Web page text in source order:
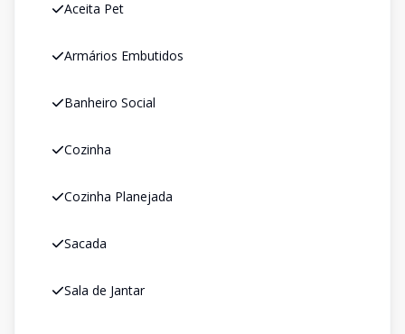
Aceita Pet
Armários Embutidos
Banheiro Social
Cozinha
Cozinha Planejada
Sacada
Sala de Jantar